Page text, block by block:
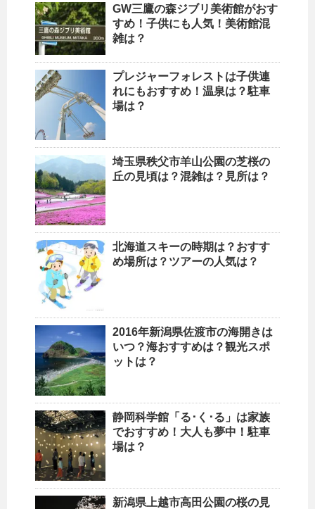
GW三鷹の森ジブリ美術館がおす
すめ！子供にも人気！美術館混
雑は？
プレジャーフォレストは子供連
れにもおすすめ！温泉は？駐車
場は？
埼玉県秩父市羊山公園の芝桜の
丘の見頃は？混雑は？見所は？
北海道スキーの時期は？おすす
め場所は？ツアーの人気は？
2016年新潟県佐渡市の海開きは
いつ？海おすすめは？観光スポ
ットは？
静岡科学館「る･く･る」は家族
でおすすめ！大人も夢中！駐車
場は？
新潟県上越市高田公園の桜の見